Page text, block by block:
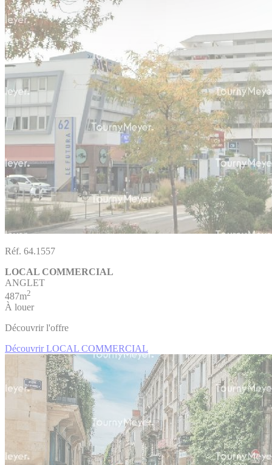
Réf. 64.1557
LOCAL COMMERCIAL
ANGLET
487m2
À louer
Découvrir l'offre
Découvrir LOCAL COMMERCIAL